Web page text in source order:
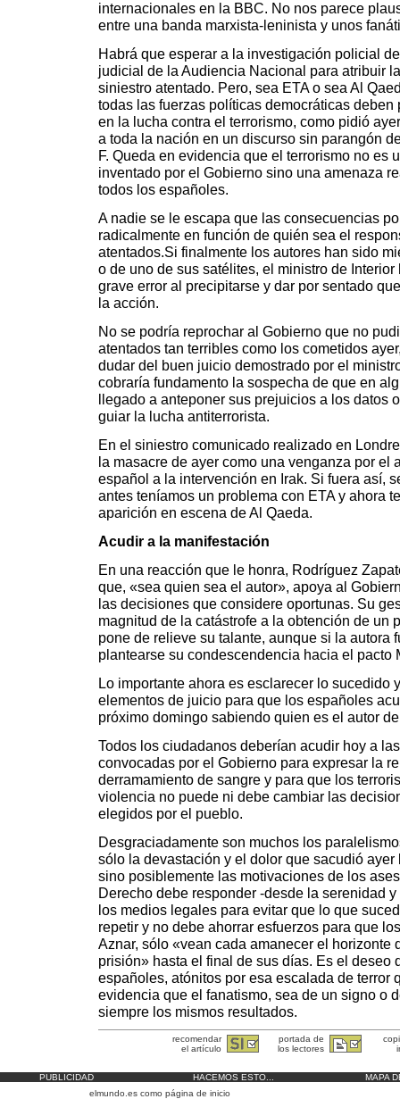
internacionales en la BBC. No nos parece
entre una banda marxista-leninista y unos
Habrá que esperar a la investigación policial
judicial de la Audiencia Nacional para atribuir
siniestro atentado. Pero, sea ETA o sea Al
todas las fuerzas políticas democráticas deben
en la lucha contra el terrorismo, como pidió
a toda la nación en un discurso sin parangón
F. Queda en evidencia que el terrorismo no es
inventado por el Gobierno sino una amenaza
todos los españoles.
A nadie se le escapa que las consecuencias
radicalmente en función de quién sea el
atentados.Si finalmente los autores han sido
o de uno de sus satélites, el ministro de
grave error al precipitarse y dar por sentado
la acción.
No se podría reprochar al Gobierno que no
atentados tan terribles como los cometidos
dudar del buen juicio demostrado por el
cobraría fundamento la sospecha de que en
llegado a anteponer sus prejuicios a los datos
guiar la lucha antiterrorista.
En el siniestro comunicado realizado en
la masacre de ayer como una venganza por el
español a la intervención en Irak. Si fuera así,
antes teníamos un problema con ETA y ahora
aparición en escena de Al Qaeda.
Acudir a la manifestación
En una reacción que le honra, Rodríguez
que, «sea quien sea el autor», apoya al
las decisiones que considere oportunas. Su
magnitud de la catástrofe a la obtención de un
pone de relieve su talante, aunque si la autora
plantearse su condescendencia hacia el pacto
Lo importante ahora es esclarecer lo sucedido
elementos de juicio para que los españoles
próximo domingo sabiendo quien es el autor
Todos los ciudadanos deberían acudir hoy a
convocadas por el Gobierno para expresar la
derramamiento de sangre y para que los
violencia no puede ni debe cambiar las
elegidos por el pueblo.
Desgraciadamente son muchos los
sólo la devastación y el dolor que sacudió
sino posiblemente las motivaciones de los
Derecho debe responder -desde la serenidad
los medios legales para evitar que lo que
repetir y no debe ahorrar esfuerzos para que
Aznar, sólo «vean cada amanecer el horizonte
prisión» hasta el final de sus días. Es el deseo
españoles, atónitos por esa escalada de terror
evidencia que el fanatismo, sea de un signo o
siempre los mismos resultados.
recomendar
el artículo
portada de
los lectores
PUBLICIDAD HACEMOS ESTO...
MAPA
elmundo.es como página de inicio